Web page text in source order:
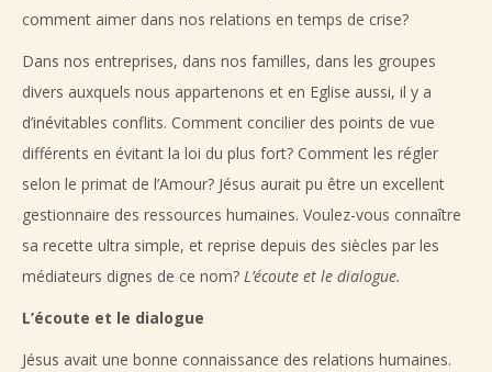
comment aimer dans nos relations en temps de crise?
Dans nos entreprises, dans nos familles, dans les groupes
divers auxquels nous appartenons et en Eglise aussi, il y a
d’inévitables conflits. Comment concilier des points de vue
différents en évitant la loi du plus fort? Comment les régler
selon le primat de l’Amour? Jésus aurait pu être un excellent
gestionnaire des ressources humaines. Voulez-vous connaître
sa recette ultra simple, et reprise depuis des siècles par les
médiateurs dignes de ce nom? L’écoute et le dialogue.
L’écoute et le dialogue
Jésus avait une bonne connaissance des relations humaines.